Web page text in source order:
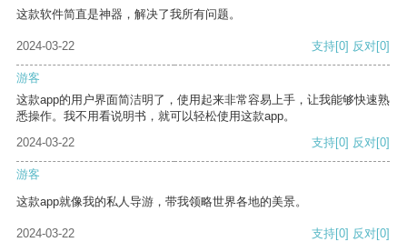
这款软件简直是神器，解决了我所有问题。
2024-03-22 支持[0] 反对[0]
游客
这款app的用户界面简洁明了，使用起来非常容易上手，让我能够快速熟
悉操作。我不用看说明书，就可以轻松使用这款app。
2024-03-22
支持[0] 反对[0]
游客
这款app就像我的私人导游，带我领略世界各地的美景。
2024-03-22 支持[0] 反对[0]